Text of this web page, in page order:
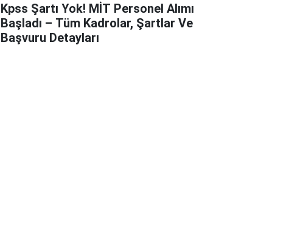
Kpss Şartı Yok! MİT Personel Alımı
Başladı – Tüm Kadrolar, Şartlar Ve
Başvuru Detayları